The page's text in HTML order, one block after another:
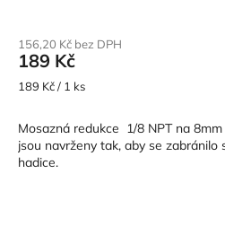
156,20 Kč bez DPH
189 Kč
Měrná
189 Kč / 1 ks
Mosazná redukce 1/8 NPT na
jsou navrženy tak, aby se zabránilo
hadice.